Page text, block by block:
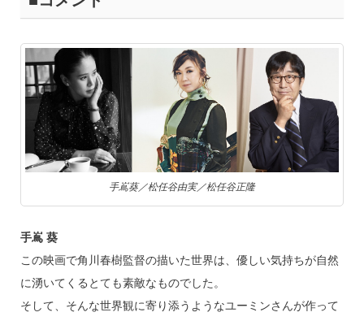
手嶌葵／松任谷由実／松任谷正隆
手嶌 葵
この映画で角川春樹監督の描いた世界は、優しい気持ちが自然
に湧いてくるとても素敵なものでした。
そして、そんな世界観に寄り添うようなユーミンさんが作って